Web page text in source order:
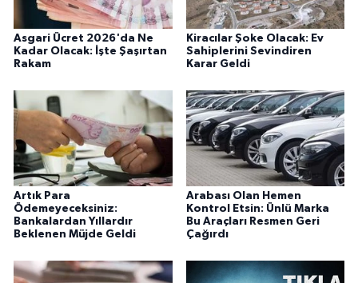
Asgari Ücret 2026'da Ne
Kadar Olacak: İşte Şaşırtan
Rakam
Kiracılar Şoke Olacak: Ev
Sahiplerini Sevindiren
Karar Geldi
Artık Para
Ödemeyeceksiniz:
Bankalardan Yıllardır
Beklenen Müjde Geldi
Arabası Olan Hemen
Kontrol Etsin: Ünlü Marka
Bu Araçları Resmen Geri
Çağırdı